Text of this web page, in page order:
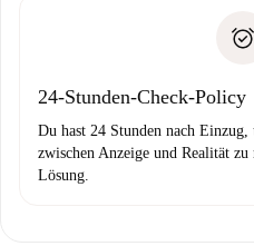
24-Stunden-Check-Policy
Du hast 24 Stunden nach
zwischen Anzeige und Realität
Lösung.